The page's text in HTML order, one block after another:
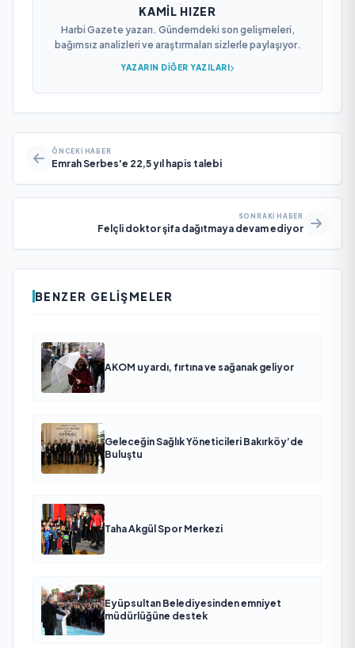
KAMIL HIZER
Harbi Gazete yazarı. Gündemdeki son gelişmeleri,
bağımsız analizleri ve araştırmaları sizlerle paylaşıyor.
YAZARIN DIĞER YAZILARI
ÖNCEKI HABER
Emrah Serbes'e 22,5 yıl hapis talebi
SONRAKI HABER
Felçli doktor şifa dağıtmaya devam ediyor
BENZER GELIŞMELER
AKOM uyardı, fırtına ve sağanak geliyor
Geleceğin Sağlık Yöneticileri Bakırköy’de
Buluştu
Taha Akgül Spor Merkezi
Eyüpsultan Belediyesinden emniyet
müdürlüğüne destek